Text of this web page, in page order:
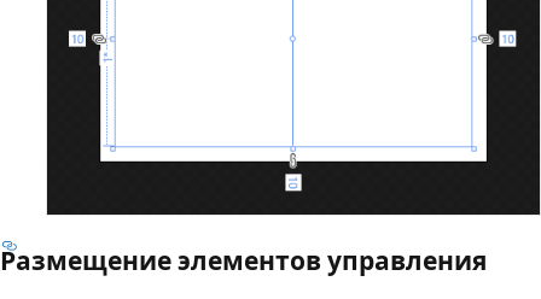
Размещение элементов управления